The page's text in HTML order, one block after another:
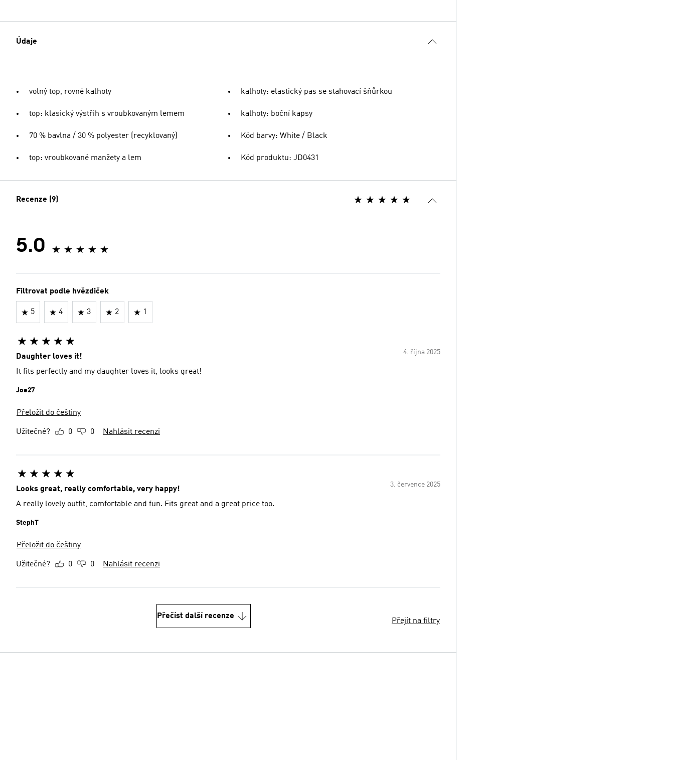
Údaje
volný top, rovné kalhoty
top: klasický výstřih s vroubkovaným lemem
70 % bavlna / 30 % polyester (recyklovaný)
top: vroubkované manžety a lem
kalhoty: elastický pas se stahovací šňůrkou
kalhoty: boční kapsy
Kód barvy: White / Black
Kód produktu: JD0431
Recenze (9)
5.0
Filtrovat podle hvězdiček
5 4 3 2 1
4. října 2025
Daughter loves it!
It fits perfectly and my daughter loves it, looks great!
Joe27
Přeložit do češtiny
Užitečné? 0 0 Nahlásit recenzi
3. července 2025
Looks great, really comfortable, very happy!
A really lovely outfit, comfortable and fun. Fits great and a great price too.
StephT
Přeložit do češtiny
Užitečné? 0 0 Nahlásit recenzi
Přečíst další recenze
Přejít na filtry